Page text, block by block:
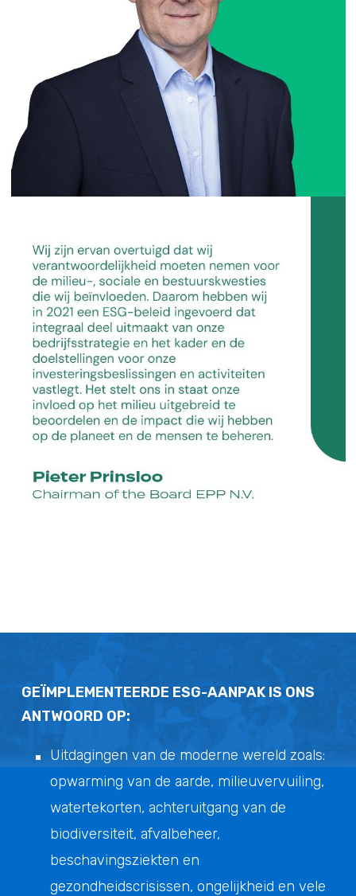
GEÏMPLEMENTEERDE ESG-AANPAK IS ONS
ANTWOORD OP:
Uitdagingen van de moderne wereld zoals:
opwarming van de aarde, milieuvervuiling,
watertekorten, achteruitgang van de
biodiversiteit, afvalbeheer,
beschavingsziekten en
gezondheidscrisissen, ongelijkheid en vele